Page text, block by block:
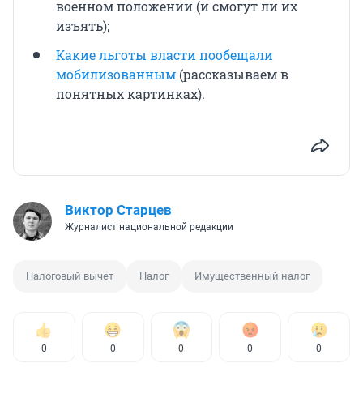
военном положении (и смогут ли их
изъять);
Какие льготы власти пообещали
мобилизованным (рассказываем в
понятных картинках).
Виктор Старцев
Журналист национальной редакции
Налоговый вычет Налог Имущественный налог
0 0 0 0 0